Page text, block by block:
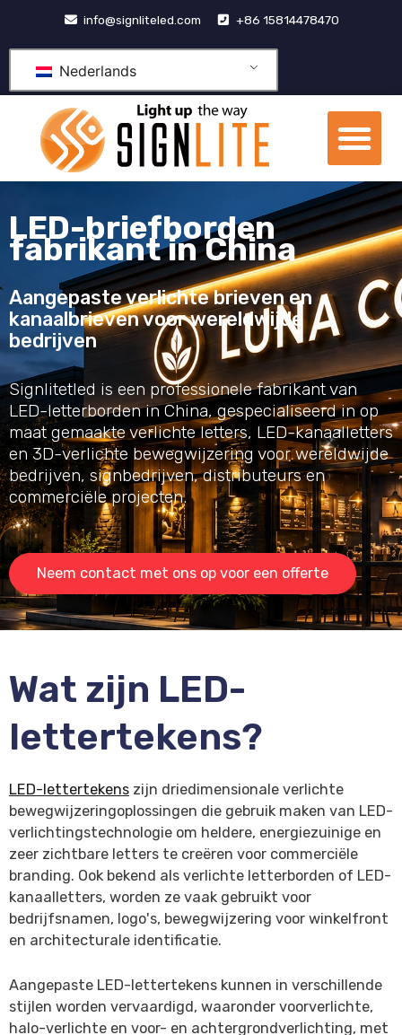
inhoud
info@signliteled.com +86 15814478470
Nederlands
LED-briefborden
fabrikant in China
Aangepaste verlichte brieven en
kanaalbrieven voor wereldwijde
bedrijven
Signlitetled is een professionele fabrikant van
LED-letterborden in China, gespecialiseerd in op
maat gemaakte verlichte letters, LED-kanaalletters
en 3D-verlichte bewegwijzering voor wereldwijde
bedrijven, signbedrijven, distributeurs en
commerciële projecten.
Neem contact met ons op voor een offerte
Wat zijn LED-
lettertekens?
LED-lettertekens zijn driedimensionale verlichte
bewegwijzeringoplossingen die gebruik maken van LED-
verlichtingstechnologie om heldere, energiezuinige en
zeer zichtbare letters te creëren voor commerciële
branding. Ook bekend als verlichte letterborden of LED-
kanaalletters, worden ze vaak gebruikt voor
bedrijfsnamen, logo's, bewegwijzering voor winkelfront
en architecturale identificatie.
Aangepaste LED-lettertekens kunnen in verschillende
stijlen worden vervaardigd, waaronder voorverlichte,
halo-verlichte en voor- en achtergrondverlichting, met